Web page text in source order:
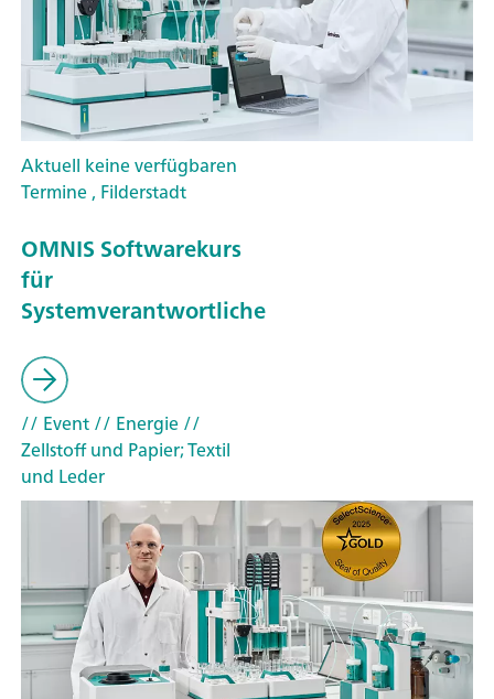
Aktuell keine verfügbaren
Termine , Filderstadt
OMNIS Softwarekurs
für
Systemverantwortliche
// Event// Energie//
Zellstoff und Papier; Textil
und Leder